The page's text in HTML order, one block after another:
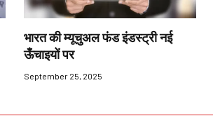
भारत की म्यूचुअल फंड इंडस्ट्री नई
ऊँचाइयों पर
September 25, 2025